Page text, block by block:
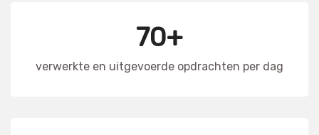
70+
verwerkte en uitgevoerde opdrachten per dag